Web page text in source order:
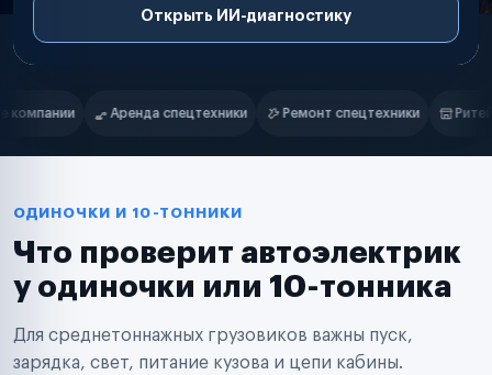
Открыть ИИ-диагностику
Нам доверяют
Ремонт спецтехники Ритейл-сети Управляющие
Маркетплейсы
Таксопарки
Автодилеры
Поставщики запчастей
Аренда спецтехники
Ремонт спецтехники
ОДИНОЧКИ И 10-ТОННИКИ
Что проверит автоэлектрик
у одиночки или 10-тонника
Для среднетоннажных грузовиков важны пуск,
зарядка, свет, питание кузова и цепи кабины.